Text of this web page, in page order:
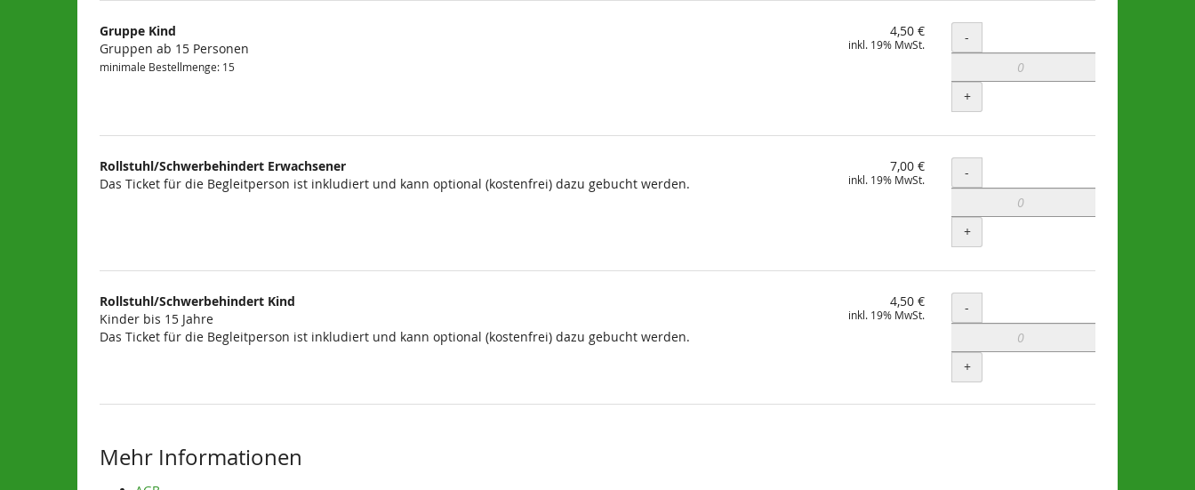
Gruppe Kind
Gruppen ab 15 Personen
minimale Bestellmenge: 15
4,50 €
inkl. 19% MwSt. Menge
-
+
Rollstuhl/Schwerbehindert Erwachsener
Das Ticket für die Begleitperson ist inkludiert und kann optional (kostenfrei) dazu gebucht werden.
7,00 €
inkl. 19% MwSt. Menge
-
+
Rollstuhl/Schwerbehindert Kind
Kinder bis 15 Jahre
Das Ticket für die Begleitperson ist inkludiert und kann optional (kostenfrei) dazu gebucht werden.
4,50 €
inkl. 19% MwSt. Menge
-
+
Mehr Informationen